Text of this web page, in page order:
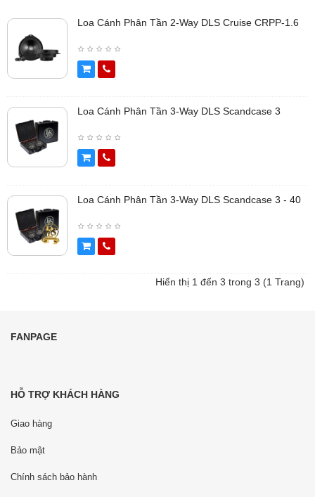
Loa Cánh Phân Tần 2-Way DLS Cruise CRPP-1.6
Loa Cánh Phân Tần 3-Way DLS Scandcase 3
Loa Cánh Phân Tần 3-Way DLS Scandcase 3 - 40
Hiển thị 1 đến 3 trong 3 (1 Trang)
FANPAGE
HỖ TRỢ KHÁCH HÀNG
Giao hàng
Bảo mật
Chính sách bảo hành